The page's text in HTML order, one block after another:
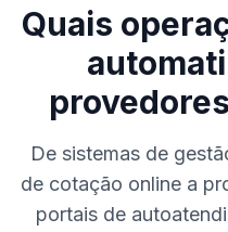
Quais
De sistemas de
de cotação online a
portais de